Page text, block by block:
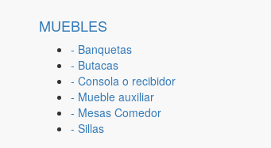
MUEBLES
- Banquetas
- Butacas
- Consola o recibidor
- Mueble auxiliar
- Mesas Comedor
- Sillas